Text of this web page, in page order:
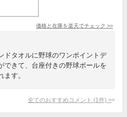
価格と在庫を楽天でチェック >>
ドタオルに野球のワンポイントデ
できて、台座付きの野球ボールを
す。
全てのおすすめコメント (1 件) >